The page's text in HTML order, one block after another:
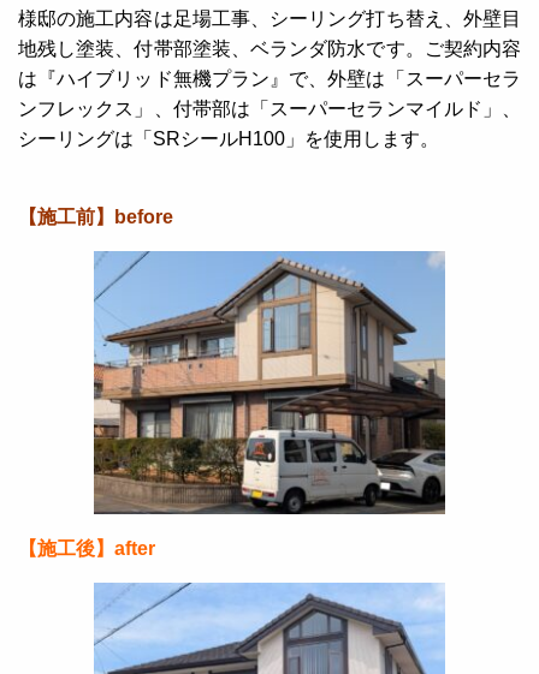
様邸の施工内容は足場工事、シーリング打ち替え、外壁目
地残し塗装、付帯部塗装、ベランダ防水です。ご契約内容
は『ハイブリッド無機プラン』で、外壁は「スーパーセラ
ンフレックス」、付帯部は「スーパーセランマイルド」、
シーリングは「SRシールH100」を使用します。
【施工前】before
【施工後】after